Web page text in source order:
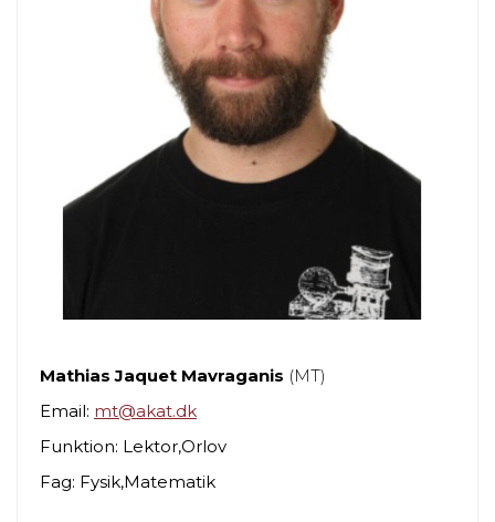
Mathias Jaquet Mavraganis (MT)
Email: mt@akat.dk
Funktion: Lektor,Orlov
Fag: Fysik,Matematik